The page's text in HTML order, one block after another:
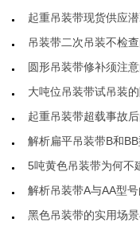
起重吊装带现货供应
吊装带二次吊装不检
圆形吊装带修补须注
大吨位吊装带试吊装
起重吊装带超载事故
解析扁平吊装带B和
5吨黄色吊装带为何不
解析吊装带A与AA型
黑色吊装带的实用场